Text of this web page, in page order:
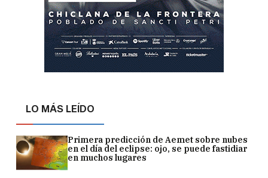
LO MÁS LEÍDO
Primera predicción de Aemet sobre nubes
en el día del eclipse: ojo, se puede fastidiar
en muchos lugares